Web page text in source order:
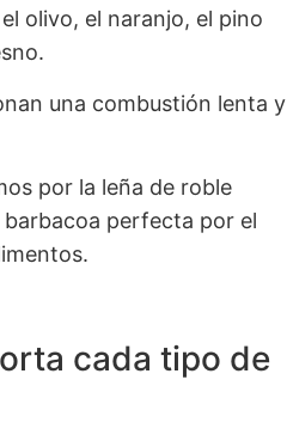
olivo, el naranjo, el pino
una combustión lenta y
por la leña de roble
perfecta por el
cada tipo de